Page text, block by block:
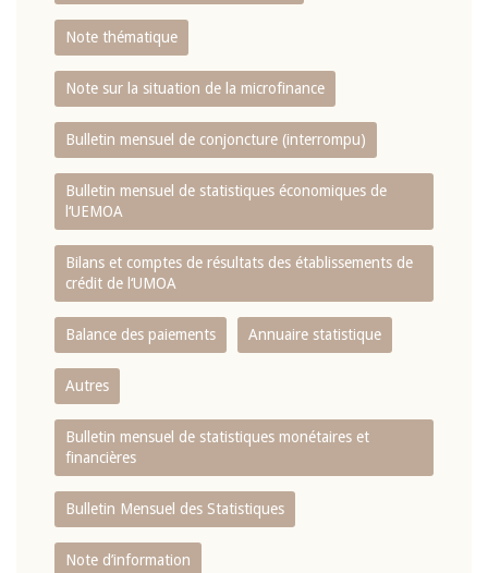
Note thématique
Note sur la situation de la microfinance
Bulletin mensuel de conjoncture (interrompu)
Bulletin mensuel de statistiques économiques de
l‘UEMOA
Bilans et comptes de résultats des établissements de
crédit de l‘UMOA
Balance des paiements Annuaire statistique
Autres
Bulletin mensuel de statistiques monétaires et
financières
Bulletin Mensuel des Statistiques
Note d’information